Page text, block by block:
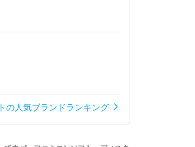
の人気ブランドランキング